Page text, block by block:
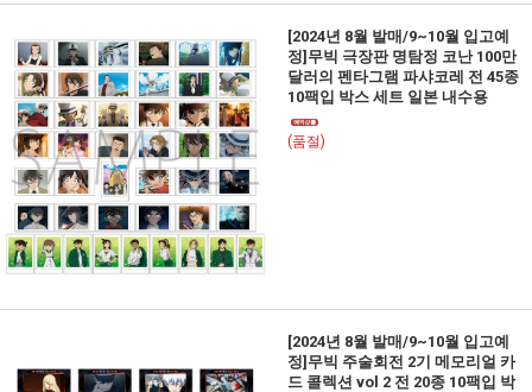
[2024년 8월 발매/9~10월 입고예
정]무빅 극장판 명탐정 코난 100만
달러의 펜타그램 파샤코레 전 45종
10팩입 박스 세트 일본 내수용
(품절)
[2024년 8월 발매/9~10월 입고예
정]무빅 주술회전 2기 메모리얼 카
드 콜렉션 vol 2 전 20종 10팩입 박